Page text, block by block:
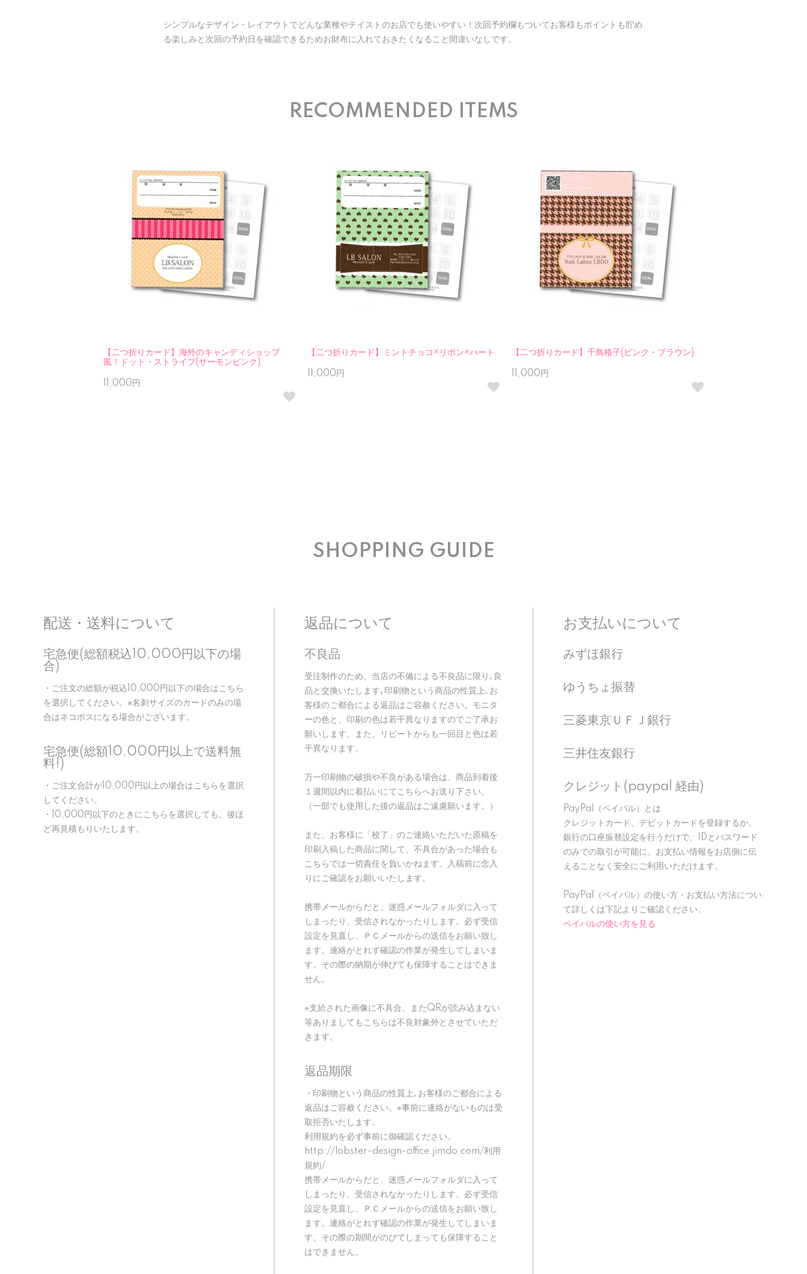
シンプルなデザイン・レイアウトでどんな業種やテイストのお店でも使いやすい！次回予約欄もついてお客様もポイントも貯め
る楽しみと次回の予約日を確認できるためお財布に入れておきたくなること間違いなしです。
RECOMMENDED ITEMS
【二つ折りカード】海外のキャンディショップ
風！ドット・ストライプ(サーモンピンク)
11,000円
【二つ折りカード】ミントチョコ×リボン×ハート
11,000円
【二つ折りカード】千鳥格子(ピンク・ブラウン)
11,000円
SHOPPING GUIDE
配送・送料について
宅急便(総額税込10,000円以下の場
合)
・ご注文の総額が税込10,000円以下の場合はこちら
を選択してください。※名刺サイズのカードのみの場
合はネコポスになる場合がございます。
宅急便(総額10,000円以上で送料無
料!)
・ご注文合計が10,000円以上の場合はこちらを選択
してください。
・10,000円以下のときにこちらを選択しても、後ほ
ど再見積もりいたします。
返品について
不良品
受注制作のため、当店の不備による不良品に限り､良
品と交換いたします｡印刷物という商品の性質上､お
客様のご都合による返品はご容赦ください。モニタ
ーの色と、印刷の色は若干異なりますのでご了承お
願いします。また、リピートからも一回目と色は若
干異なります。
万一印刷物の破損や不良がある場合は、商品到着後
１週間以内に着払いにてこちらへお送り下さい。
（一部でも使用した後の返品はご遠慮願います。）
また、お客様に「校了」のご連絡いただいた原稿を
印刷入稿した商品に関して、不具合があった場合も
こちらでは一切責任を負いかねます。入稿前に念入
りにご確認をお願いいたします。
携帯メールからだと、迷惑メールフォルダに入って
しまったり、受信されなかったりします。必ず受信
設定を見直し、ＰＣメールからの送信をお願い致し
ます。連絡がとれず確認の作業が発生してしまいま
す。その際の納期が伸びても保障することはできま
せん。
※支給された画像に不具合、またQRが読み込まない
等ありましてもこちらは不良対象外とさせていただ
きます。
返品期限
・印刷物という商品の性質上､お客様のご都合による
返品はご容赦ください。※事前に連絡がないものは受
取拒否いたします。
利用規約を必ず事前に御確認ください。
http://lobster-design-office.jimdo.com/利用
規約/
携帯メールからだと、迷惑メールフォルダに入って
しまったり、受信されなかったりします。必ず受信
設定を見直し、ＰＣメールからの送信をお願い致し
ます。連絡がとれず確認の作業が発生してしまいま
す。その際の期間がのびてしまっても保障すること
はできません。
お支払いについて
みずほ銀行
ゆうちょ振替
三菱東京ＵＦＪ銀行
三井住友銀行
クレジット(paypal 経由)
PayPal（ペイパル）とは
クレジットカード、デビットカードを登録するか、
銀行の口座振替設定を行うだけで、IDとパスワード
のみでの取引が可能に。お支払い情報をお店側に伝
えることなく安全にご利用いただけます。
PayPal（ペイパル）の使い方・お支払い方法につい
て詳しくは下記よりご確認ください。
ペイパルの使い方を見る